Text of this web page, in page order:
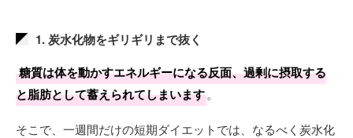
1. 炭水化物をギリギリまで抜く
糖質は体を動かすエネルギーになる反面、過剰に摂取する
と脂肪として蓄えられてしまいます。
そこで、一週間だけの短期ダイエットでは、なるべく炭水化